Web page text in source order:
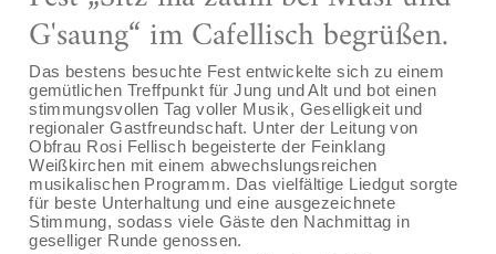
G'saung“ im Cafellisch begrüßen.
Das bestens besuchte Fest entwickelte sich zu einem
gemütlichen Treffpunkt für Jung und Alt und bot einen
stimmungsvollen Tag voller Musik, Geselligkeit und
regionaler Gastfreundschaft. Unter der Leitung von
Obfrau Rosi Fellisch begeisterte der Feinklang
Weißkirchen mit einem abwechslungsreichen
musikalischen Programm. Das vielfältige Liedgut sorgte
für beste Unterhaltung und eine ausgezeichnete
Stimmung, sodass viele Gäste den Nachmittag in
geselliger Runde genossen.